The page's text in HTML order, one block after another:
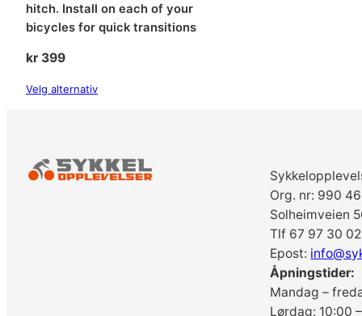
hitch. Install on each of your
bicycles for quick transitions
kr 399
Velg alternativ
Org. nr: 990
Solheimveien
Tlf 67 97 30 02
Epost:
Åpningstider:
Mandag –
Lørdag: 10:00